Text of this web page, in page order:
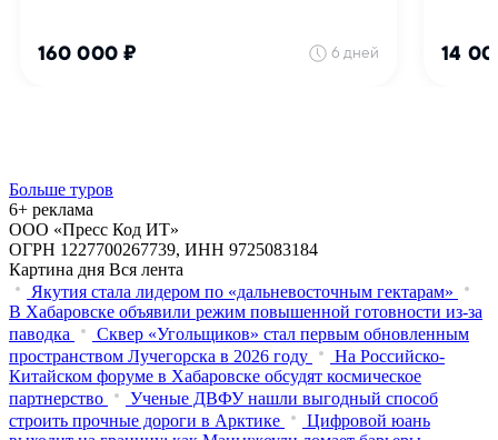
Больше туров
6+ реклама
ООО «Пресс Код ИТ»
ОГРН 1227700267739, ИНН 9725083184
Картина дня Вся лента
Якутия стала лидером по «дальневосточным гектарам»
В Хабаровске объявили режим повышенной готовности из‑за
паводка
Сквер «Угольщиков» стал первым обновленным
пространством Лучегорска в 2026 году
На Российско-
Китайском форуме в Хабаровске обсудят космическое
партнерство
Ученые ДВФУ нашли выгодный способ
строить прочные дороги в Арктике
Цифровой юань